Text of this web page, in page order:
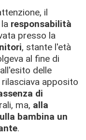
il
responsabilità
presso la
, stante l'età
al fine di
delle
apposito
di
ma, alla
bambina un
.